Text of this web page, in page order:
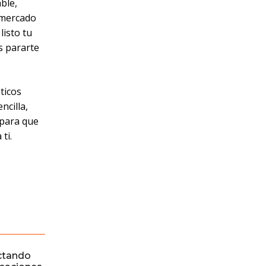
tu
pararte
que
ti.